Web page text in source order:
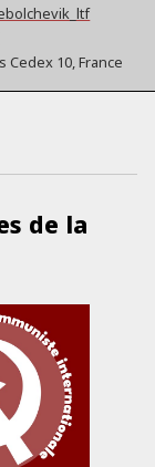
Cedex 10, France
de la